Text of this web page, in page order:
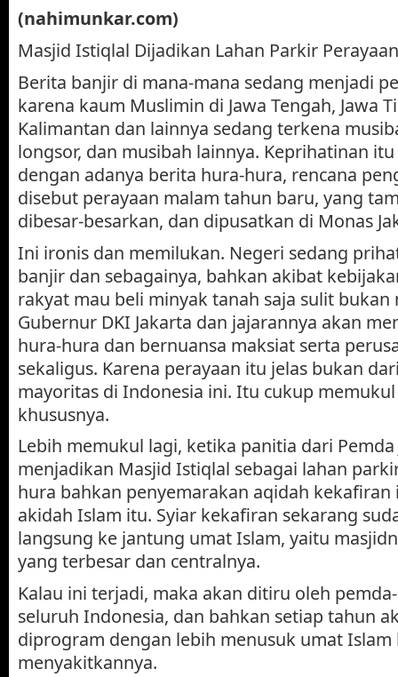
(nahimunkar.com)
Masjid Istiqlal Dijadikan Lahan Parkir
Berita banjir di mana-mana sedang menjadi
karena kaum Muslimin di Jawa Tengah, Jawa
Kalimantan dan lainnya sedang terkena
longsor, dan musibah lainnya. Keprihatinan
dengan adanya berita hura-hura, rencana
disebut perayaan malam tahun baru, yang
dibesar-besarkan, dan dipusatkan di Monas
Ini ironis dan memilukan. Negeri sedang
banjir dan sebagainya, bahkan akibat
rakyat mau beli minyak tanah saja sulit bukan
Gubernur DKI Jakarta dan jajarannya akan
hura-hura dan bernuansa maksiat serta
sekaligus. Karena perayaan itu jelas bukan
mayoritas di Indonesia ini. Itu cukup
khususnya.
Lebih memukul lagi, ketika panitia dari Pemda
menjadikan Masjid Istiqlal sebagai lahan
hura bahkan penyemarakan aqidah
akidah Islam itu. Syiar kekafiran sekarang
langsung ke jantung umat Islam, yaitu
yang terbesar dan centralnya.
Kalau ini terjadi, maka akan ditiru oleh
seluruh Indonesia, dan bahkan setiap tahun
diprogram dengan lebih menusuk umat Islam
menyakitkannya.